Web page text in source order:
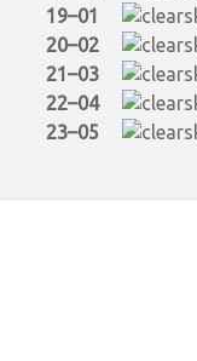
19–01
20–02
21–03
22–04
23–05